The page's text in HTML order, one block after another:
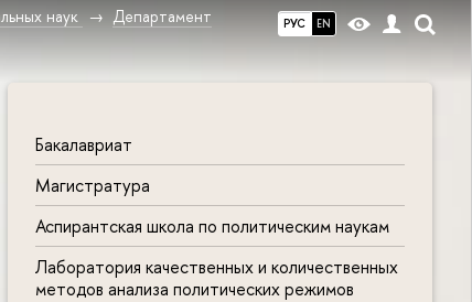
РУС EN
наук
Департамент
Бакалавриат
Магистратура
Аспирантская школа по политическим наукам
Лаборатория качественных и количественных
методов анализа политических режимов